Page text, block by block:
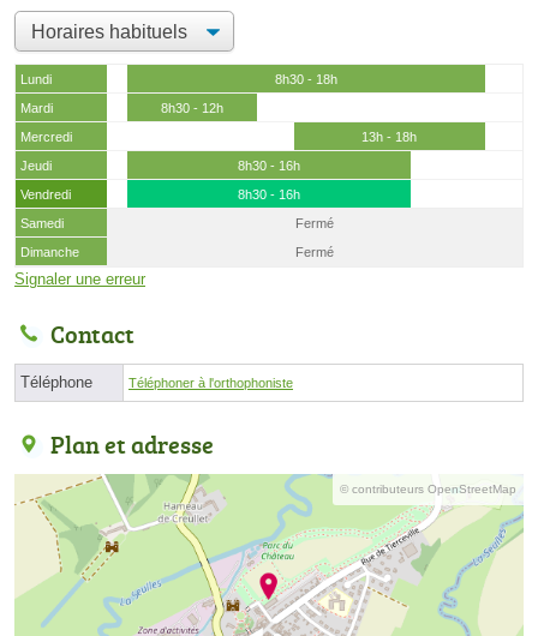
Lundi
8h30 - 18h
Mardi
8h30 - 12h
Mercredi
13h - 18h
Jeudi
8h30 - 16h
Vendredi
8h30 - 16h
Samedi
Fermé
Dimanche
Fermé
Signaler une erreur
Contact
Téléphone Téléphoner à l'orthophoniste
Plan et adresse
© contributeurs OpenStreetMap